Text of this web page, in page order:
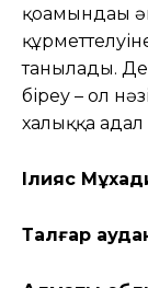
қоғамындағы
танылады.
біреу – ол
халыққа адал
Ілияс
Талғар